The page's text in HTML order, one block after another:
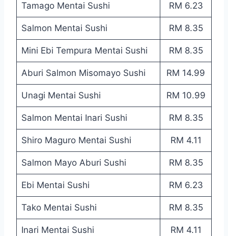
Tamago Mentai Sushi RM 6.23
Salmon Mentai Sushi RM 8.35
Mini Ebi Tempura Mentai Sushi RM 8.35
Aburi Salmon Misomayo Sushi RM 14.99
Unagi Mentai Sushi RM 10.99
Salmon Mentai Inari Sushi RM 8.35
Shiro Maguro Mentai Sushi RM 4.11
Salmon Mayo Aburi Sushi RM 8.35
Ebi Mentai Sushi RM 6.23
Tako Mentai Sushi RM 8.35
Inari Mentai Sushi RM 4.11